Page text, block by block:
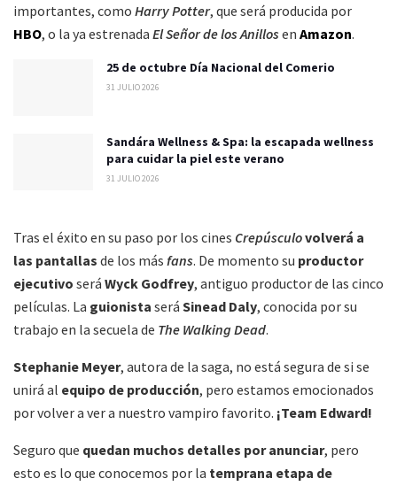
importantes, como Harry Potter, que será producida por
HBO, o la ya estrenada El Señor de los Anillosen Amazon.
25 de octubre Día Nacional del Comerio
31 JULIO 2026
Sandára Wellness & Spa: la escapada wellness
para cuidar la piel este verano
31 JULIO 2026
Tras el éxito en su paso por los cines Crepúsculovolverá a
las pantallas de los más fans. De momento su productor
ejecutivo será Wyck Godfrey, antiguo productor de las cinco
películas. La guionista será Sinead Daly, conocida por su
trabajo en la secuela de The Walking Dead.
Stephanie Meyer, autora de la saga, no está segura de si se
unirá al equipo de producción, pero estamos emocionados
por volver a ver a nuestro vampiro favorito. ¡Team Edward!
Seguro que quedan muchos detalles por anunciar, pero
esto es lo que conocemos por la temprana etapa de